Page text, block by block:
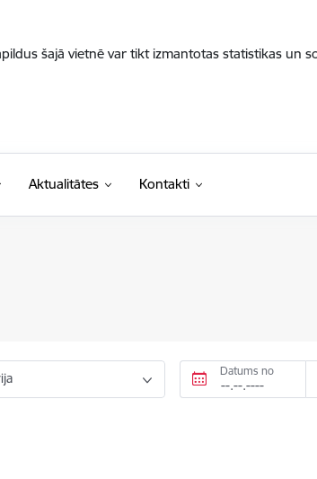
šajā vietnē var tikt izmantotas statistikas un
Aktualitātes Kontakti
Datums no